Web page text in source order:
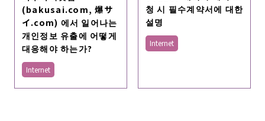
(bakusai.com, 爆サ
イ.com) 에서 일어나는
개인정보 유출에 어떻게
대응해야 하는가?
Internet
청 시 필수계약서에 대한
설명
Internet